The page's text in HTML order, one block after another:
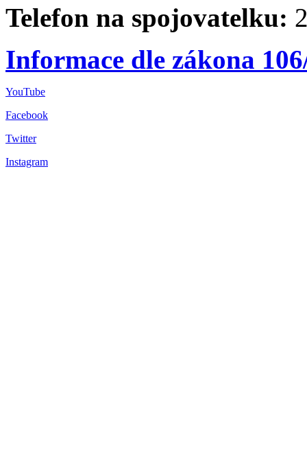
Telefon na spojovatelku:
Informace dle zákona
YouTube
Facebook
Twitter
Instagram